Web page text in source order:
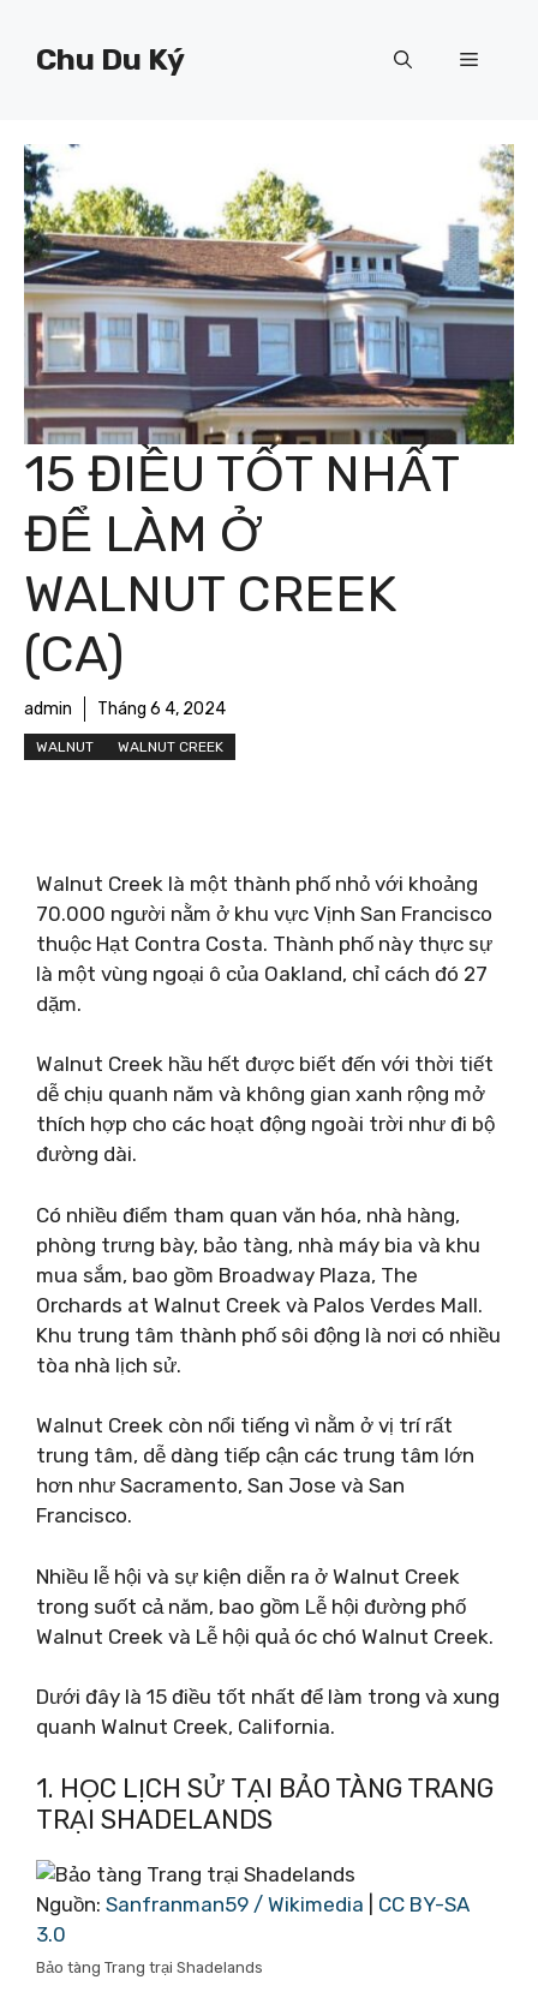
Chu Du Ký Menu
15 ĐIỀU TỐT NHẤT
ĐỂ LÀM Ở
WALNUT CREEK
(CA)
admin Tháng 6 4, 2024
WALNUT WALNUT CREEK
Walnut Creek là một thành phố nhỏ với khoảng
70.000 người nằm ở khu vực Vịnh San Francisco
thuộc Hạt Contra Costa. Thành phố này thực sự
là một vùng ngoại ô của Oakland, chỉ cách đó 27
dặm.
Walnut Creek hầu hết được biết đến với thời tiết
dễ chịu quanh năm và không gian xanh rộng mở
thích hợp cho các hoạt động ngoài trời như đi bộ
đường dài.
Có nhiều điểm tham quan văn hóa, nhà hàng,
phòng trưng bày, bảo tàng, nhà máy bia và khu
mua sắm, bao gồm Broadway Plaza, The
Orchards at Walnut Creek và Palos Verdes Mall.
Khu trung tâm thành phố sôi động là nơi có nhiều
tòa nhà lịch sử.
Walnut Creek còn nổi tiếng vì nằm ở vị trí rất
trung tâm, dễ dàng tiếp cận các trung tâm lớn
hơn như Sacramento, San Jose và San
Francisco.
Nhiều lễ hội và sự kiện diễn ra ở Walnut Creek
trong suốt cả năm, bao gồm Lễ hội đường phố
Walnut Creek và Lễ hội quả óc chó Walnut Creek.
Dưới đây là 15 điều tốt nhất để làm trong và xung
quanh Walnut Creek, California.
1. HỌC LỊCH SỬ TẠI BẢO TÀNG TRANG
TRẠI SHADELANDS
Nguồn: Sanfranman59 / Wikimedia
CC BY-SA
3.0
Bảo tàng Trang trại Shadelands